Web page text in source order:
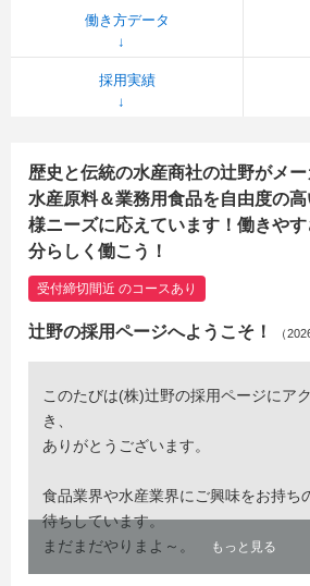
働き方データ
採用実績
歴史と伝統の水産商社の辻野がメー
水産原料＆業務用食品を自由度の
様ニーズに応えています！働きや
分らしく働こう！
受付締切間近 のコースあり
辻野の採用ページへようこそ！ （
このたびは(株)辻野の採用ページにア
き、
ありがとうございます。
食品業界や水産業界にご興味をお持ち
待ちしています。
まだまだやりまよ～。
もっと見る